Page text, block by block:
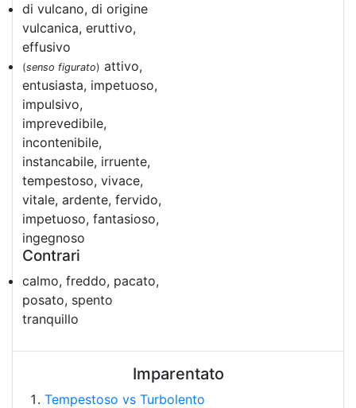
di vulcano, di origine
vulcanica, eruttivo,
effusivo
(senso figurato) attivo,
entusiasta, impetuoso,
impulsivo,
imprevedibile,
incontenibile,
instancabile, irruente,
tempestoso, vivace,
vitale, ardente, fervido,
impetuoso, fantasioso,
ingegnoso
Contrari
calmo, freddo, pacato,
posato, spento
tranquillo
Imparentato
Tempestoso vs Turbolento